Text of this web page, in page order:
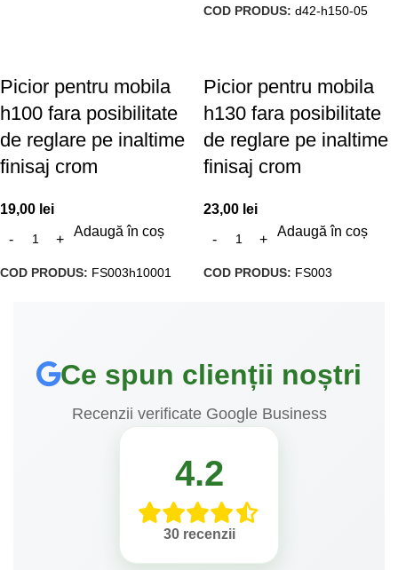
COD PRODUS: d42-h150-05
Picior pentru mobila
h100 fara posibilitate
de reglare pe inaltime
finisaj crom
19,00 lei
Adaugă în coș
COD PRODUS: FS003h10001
Picior pentru mobila
h130 fara posibilitate
de reglare pe inaltime
finisaj crom
23,00 lei
Adaugă în coș
COD PRODUS: FS003
Ce spun clienții noștri
Recenzii verificate Google Business
4.2
30 recenzii